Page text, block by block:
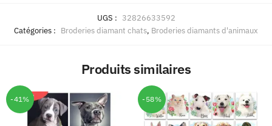
UGS : 32826633592
Catégories : Broderies diamant chats, Broderies diamants d'animaux
Produits similaires
-41% -58%